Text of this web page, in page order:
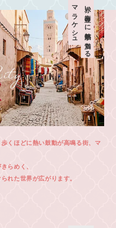
マラケシュ赤い街並みに熱気が満ちる
くほどに熱い鼓動が高鳴る街、マ
らめく、
れた世界が広がります。